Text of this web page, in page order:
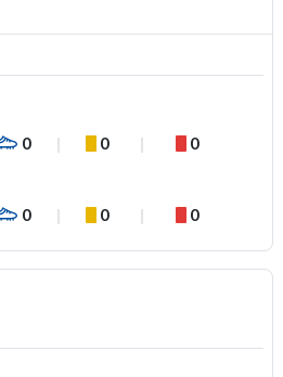
0 0 0
0 0 0